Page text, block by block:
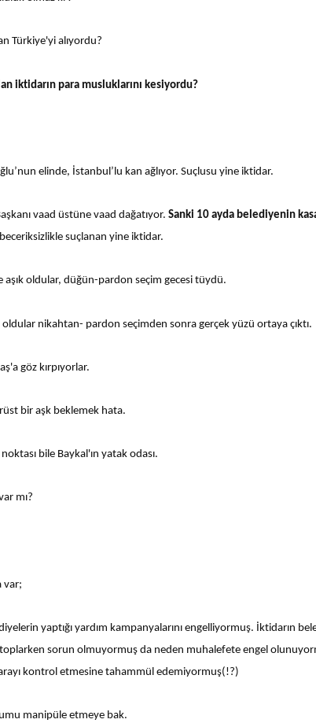
Türkiye'yi alıyordu?
iktidarın para musluklarını kesiyordu?
elinde, İstanbul’lu kan ağlıyor. Suçlusu yine iktidar.
vaad üstüne vaad dağatıyor. Sanki 10 ayda belediyenin
suçlanan yine iktidar.
oldular, düğün-pardon seçim gecesi tüydü.
oldular nikahtan- pardon seçimden sonra gerçek yüzü ortaya çıktı.
göz kırpıyorlar.
bir aşk beklemek hata.
bile Baykal'ın yatak odası.
mı?
var;
yaptığı yardım kampanyalarını engelliyormuş. İktidarın
sorun olmuyormuş da neden muhalefete engel
kontrol etmesine tahammül edemiyormuş(!?)
manipüle etmeye bak.